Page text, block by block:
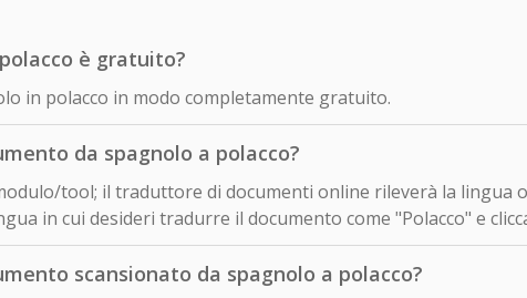
è gratuito?
in polacco in modo completamente gratuito.
da spagnolo a polacco?
tool; il traduttore di documenti online rileverà la lingua
in cui desideri tradurre il documento come "Polacco" e
scansionato da spagnolo a polacco?